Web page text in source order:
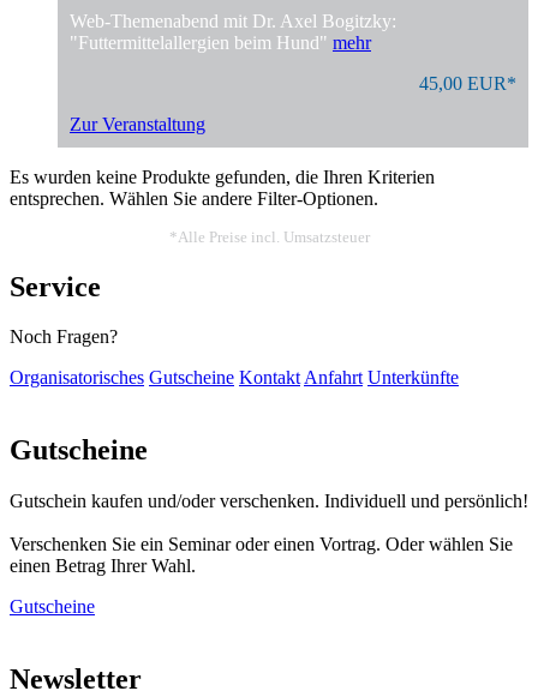
Web-Themenabend mit Dr. Axel Bogitzky:
"Futtermittelallergien beim Hund" mehr
45,00 EUR*
Zur Veranstaltung
Es wurden keine Produkte gefunden, die Ihren Kriterien
entsprechen. Wählen Sie andere Filter-Optionen.
*Alle Preise incl. Umsatzsteuer
Service
Noch Fragen?
Organisatorisches Gutscheine KontaktAnfahrt Unterkünfte
Gutscheine
Gutschein kaufen und/oder verschenken. Individuell und persönlich!
Verschenken Sie ein Seminar oder einen Vortrag. Oder wählen Sie
einen Betrag Ihrer Wahl.
Gutscheine
Newsletter